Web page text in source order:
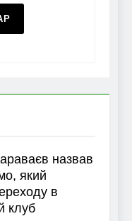
назвав
який
в
клуб